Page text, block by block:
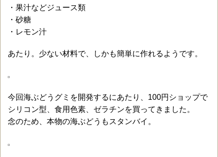
・果汁などジュース類
・砂糖
・レモン汁
あたり。少ない材料で、しかも簡単に作れるようです。
今回海ぶどうグミを開発するにあたり、100円ショップで
シリコン型、食用色素、ゼラチンを買ってきました。
念のため、本物の海ぶどうもスタンバイ。